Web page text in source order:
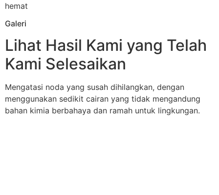
hemat
Galeri
Lihat Hasil Kami yang Telah
Kami Selesaikan
Mengatasi noda yang susah dihilangkan, dengan
menggunakan sedikit cairan yang tidak mengandung
bahan kimia berbahaya dan ramah untuk lingkungan.